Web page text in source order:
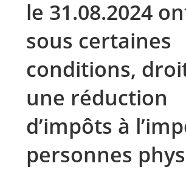
le 31.08.2024
sous certaines
conditions,
une réduction
d’impôts à
personnes